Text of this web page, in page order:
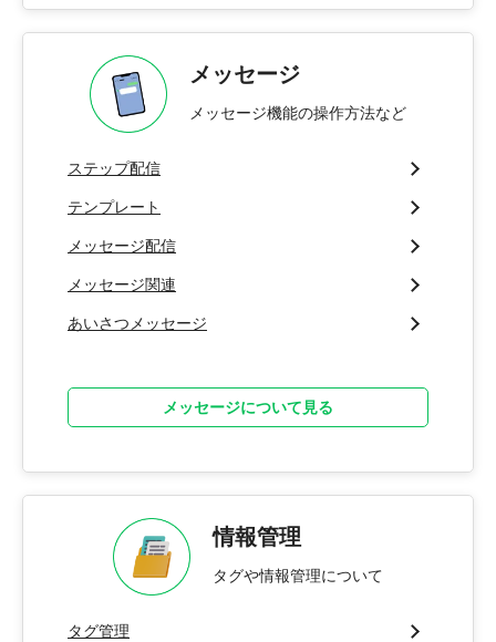
メッセージ
メッセージ機能の操作方法など
ステップ配信
テンプレート
メッセージ配信
メッセージ関連
あいさつメッセージ
メッセージについて見る
情報管理
タグや情報管理について
タグ管理